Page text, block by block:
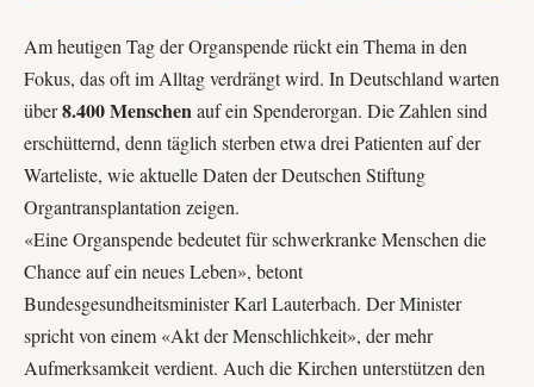
Am heutigen Tag der Organspende rückt ein Thema in den
Fokus, das oft im Alltag verdrängt wird. In Deutschland warten
über8.400 Menschenauf ein Spenderorgan. Die Zahlen sind
erschütternd, denn täglich sterben etwa drei Patienten auf der
Warteliste, wie aktuelle Daten der Deutschen Stiftung
Organtransplantation zeigen.
«Eine Organspende bedeutet für schwerkranke Menschen die
Chance auf ein neues Leben», betont
Bundesgesundheitsminister Karl Lauterbach. Der Minister
spricht von einem «Akt der Menschlichkeit», der mehr
Aufmerksamkeit verdient. Auch die Kirchen unterstützen den